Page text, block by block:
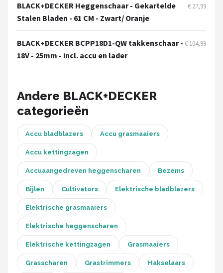
Makita
Synx Tools
Alle merken →
BLACK+DECKER Heggenschaar - Gekartelde
Stalen Bladen - 61 CM - Zwart/ Oranje
€ 27,99
BLACK+DECKER BCPP18D1-QW takkenschaar -
18V - 25mm - incl. accu en lader
€ 104,99
Andere BLACK+DECKER
categorieën
Accu bladblazers Accu grasmaaiers
Accu kettingzagen
Accuaangedreven heggenscharen Bezems
Bijlen Cultivators Elektrische bladblazers
Elektrische grasmaaiers
Elektrische heggenscharen
Elektrische kettingzagen Grasmaaiers
Grasscharen Grastrimmers Hakselaars